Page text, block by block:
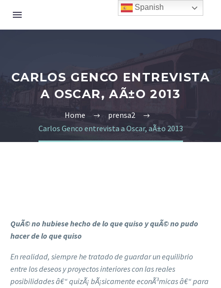
CARLOS GENCO ENTREVISTA
A OSCAR, AÃ±O 2013
Home
prensa2
Carlos Genco entrevista a Oscar, aÃ±o 2013
QuÃ© no hubiese hecho de lo que quiso y quÃ© no pudo
hacer de lo que quiso
En realidad, siempre he tratado de guardar un equilibrio
entre los deseos y proyectos interiores con las reales
posibilidades â€“ quizÃ¡ bÃ¡sicamente econÃ³micas â€“ para
Spanish